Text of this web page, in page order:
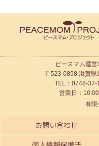
ピースマム運
〒523-0898 滋賀県
TEL：0748-37-
営業日：
有限
お問い合わせ